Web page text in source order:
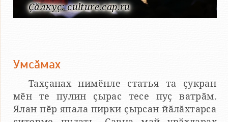
Ҫӑлкуҫ: culture.cap.ru
Умсӑмах
Тахҫанах нимӗнле статья та ҫукран
мӗн те пулин ҫырас тесе пуҫ ватрӑм.
Ялан пӗр япала пирки ҫырсан йӑлӑхтарса